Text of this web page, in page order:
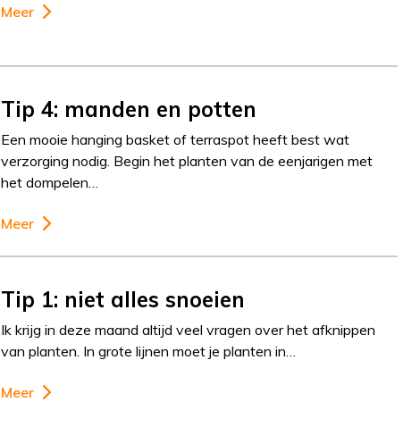
Meer
Tip 4: manden en potten
Een mooie hanging basket of terraspot heeft best wat
verzorging nodig. Begin het planten van de eenjarigen met
het dompelen…
Meer
Tip 1: niet alles snoeien
Ik krijg in deze maand altijd veel vragen over het afknippen
van planten. In grote lijnen moet je planten in…
Meer